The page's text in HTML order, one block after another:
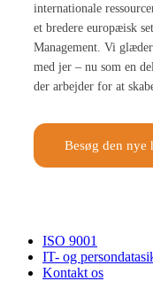
internationale
et bredere europæisk
Management. Vi
med jer – nu som en
der arbejder for at
Besøg den nye
ISO 9001
IT- og
Kontakt os